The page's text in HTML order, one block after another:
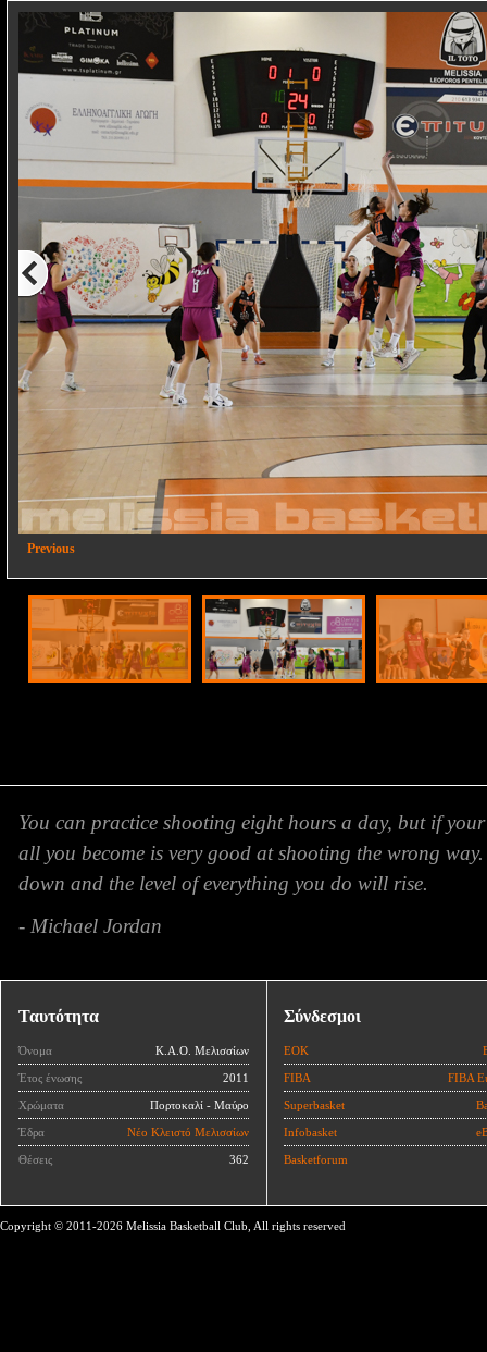
2/23
Previous
You can practice shooting eight hours a day, but if
all you become is very good at shooting the wrong
down and the level of everything you do will rise.
- Michael Jordan
Ταυτότητα
Όνομα Κ.Α.Ο. Μελισσίων
Έτος ένωσης 2011
Χρώματα Πορτοκαλί - Μαύρο
Έδρα Νέο Κλειστό Μελισσίων
Θέσεις 362
Σύνδεσμοι
ΕΟΚ
FIBA FIBA
Superbasket
Infobasket
Basketforum
Copyright © 2011-2026 Melissia Basketball Club, All rights reserved